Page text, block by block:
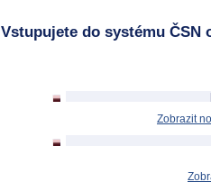
Vstupujete do systému ČSN
Zobrazit